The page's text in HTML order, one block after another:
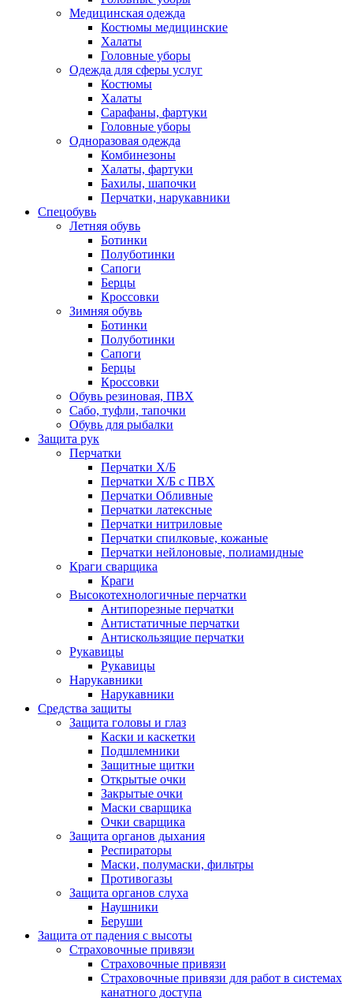
Медицинская одежда
Костюмы медицинские
Халаты
Головные уборы
Одежда для сферы услуг
Костюмы
Халаты
Сарафаны, фартуки
Головные уборы
Одноразовая одежда
Комбинезоны
Халаты, фартуки
Бахилы, шапочки
Перчатки, нарукавники
Спецобувь
Летняя обувь
Ботинки
Полуботинки
Сапоги
Берцы
Кроссовки
Зимняя обувь
Ботинки
Полуботинки
Сапоги
Берцы
Кроссовки
Обувь резиновая, ПВХ
Сабо, туфли, тапочки
Обувь для рыбалки
Защита рук
Перчатки
Перчатки Х/Б
Перчатки Х/Б с ПВХ
Перчатки Обливные
Перчатки латексные
Перчатки нитриловые
Перчатки спилковые, кожаные
Перчатки нейлоновые, полиамидные
Краги сварщика
Краги
Высокотехнологичные перчатки
Антипорезные перчатки
Антистатичные перчатки
Антискользящие перчатки
Рукавицы
Рукавицы
Нарукавники
Нарукавники
Средства защиты
Защита головы и глаз
Каски и каскетки
Подшлемники
Защитные щитки
Открытые очки
Закрытые очки
Маски сварщика
Очки сварщика
Защита органов дыхания
Респираторы
Маски, полумаски, фильтры
Противогазы
Защита органов слуха
Наушники
Беруши
Защита от падения с высоты
Страховочные привязи
Страховочные привязи
Страховочные привязи для работ в системах
канатного доступа